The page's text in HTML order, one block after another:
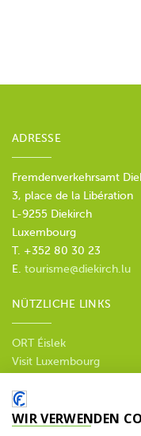
ADRESSE
Fremdenverkehrsamt
3, place de la Libération
L-9255 Diekirch
Luxembourg
T. +352 80 30 23
E. tourisme@diekirch.lu
NÜTZLICHE LINKS
ORT Éislek
Visit Luxembourg
WIR VERWENDEN